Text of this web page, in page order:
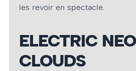
les revoir en spectacle.
ELECTRIC
CLOUDS